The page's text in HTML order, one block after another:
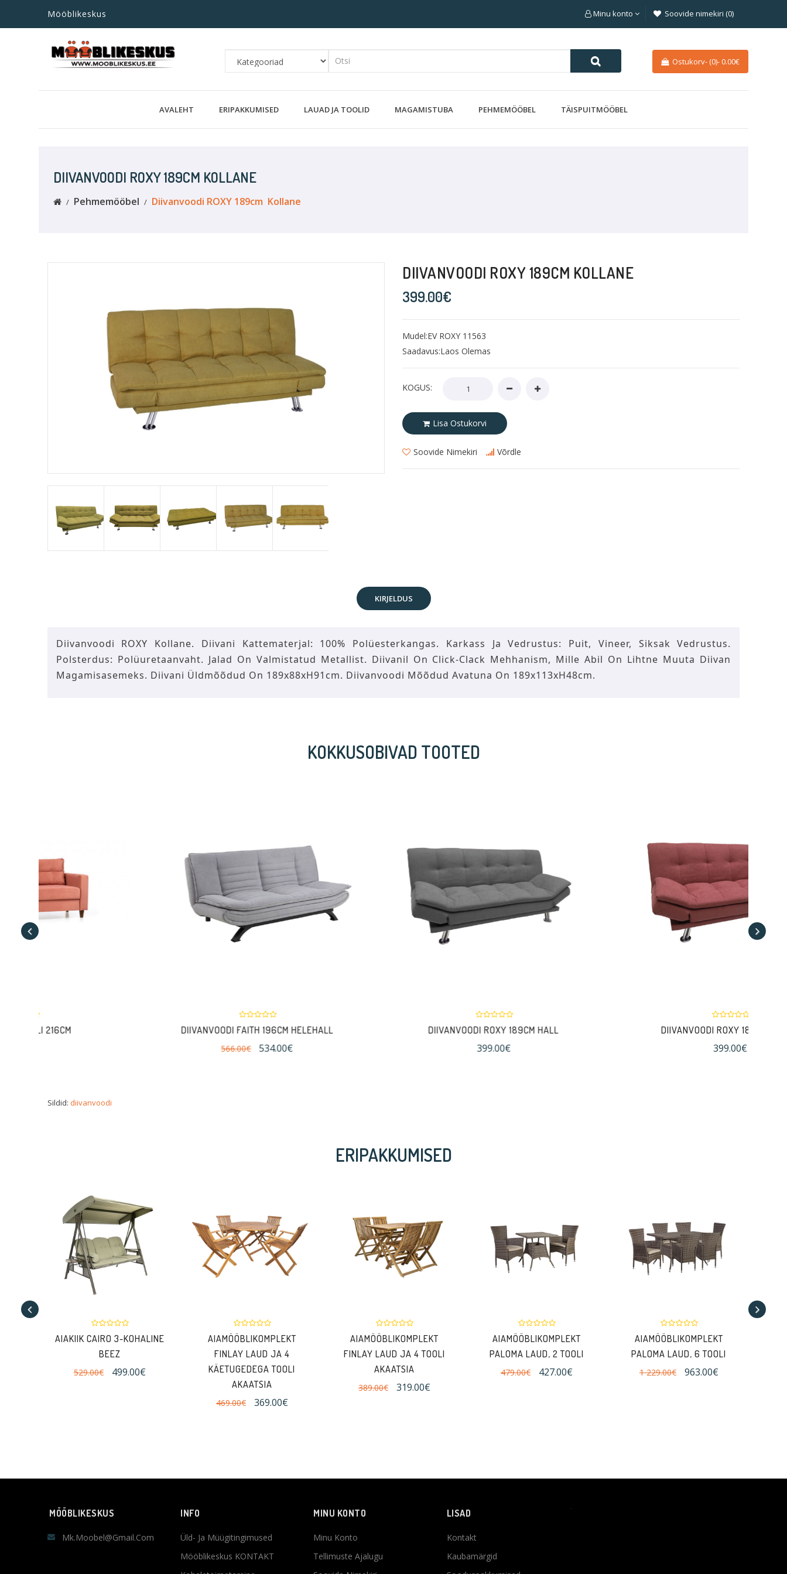
Mööblikeskus Minu konto Soovide nimekiri (0)
Ostukorv- (0)-0.00€
AVALEHT ERIPAKKUMISED LAUAD JA TOOLID MAGAMISTUBA PEHMEMÖÖBEL TÄISPUITMÖÖBEL
DIIVANVOODI ROXY 189CM KOLLANE
Pehmemööbel Diivanvoodi ROXY 189cm  Kollane
DIIVANVOODI ROXY 189CM KOLLANE
399.00€
Mudel:EV ROXY 11563
Saadavus:Laos Olemas
KOGUS:
Lisa Ostukorvi
Soovide Nimekiri Võrdle
KIRJELDUS
Diivanvoodi ROXY Kollane. Diivani Kattematerjal: 100% Polüesterkangas. Karkass Ja Vedrustus: Puit, Vineer, Siksak Vedrustus.
Polsterdus: Polüuretaanvaht. Jalad On Valmistatud Metallist. Diivanil On Click-Clack Mehhanism, Mille Abil On Lihtne Muuta Diivan
Magamisasemeks. Diivani Üldmõõdud On 189x88xH91cm. Diivanvoodi Mõõdud Avatuna On 189x113xH48cm.
KOKKUSOBIVAD TOOTED
DIIVANVOODI FAITH 196CM HELEHALL DIIVANVOODI ROXY 189CM HALL DIIVANVOODI ROXY 189CM ROOSA
Sildid: diivanvoodi
ERIPAKKUMISED
AIAKIIK CAIRO 3-KOHALINE
BEEZ
529.00€ 499.00€
AIAMÖÖBLIKOMPLEKT
FINLAY LAUD JA 4
KÄETUGEDEGA TOOLI
AKAATSIA
469.00€ 369.00€
AIAMÖÖBLIKOMPLEKT
FINLAY LAUD JA 4 TOOLI
AKAATSIA
389.00€ 319.00€
AIAMÖÖBLIKOMPLEKT
PALOMA LAUD, 2 TOOLI
479.00€ 427.00€
AIAMÖÖBLIKOMPLEKT
PALOMA LAUD, 6 TOOLI
1 229.00€ 963.00€
MÖÖBLIKESKUS
Mk.moobel@gmail.com
INFO
Üld- Ja Müügitingimused
Mööblikeskus KONTAKT
MINU KONTO
Minu Konto
Tellimuste Ajalugu
LISAD
Kontakt
Kaubamärgid